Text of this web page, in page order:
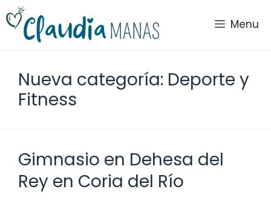
Saltar
al
contenido
Menu
Nueva categoría: Deporte y
Fitness
Gimnasio en Dehesa del
Rey en Coria del Río